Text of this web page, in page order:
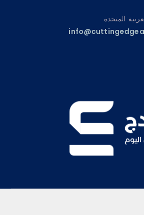
المتحدة